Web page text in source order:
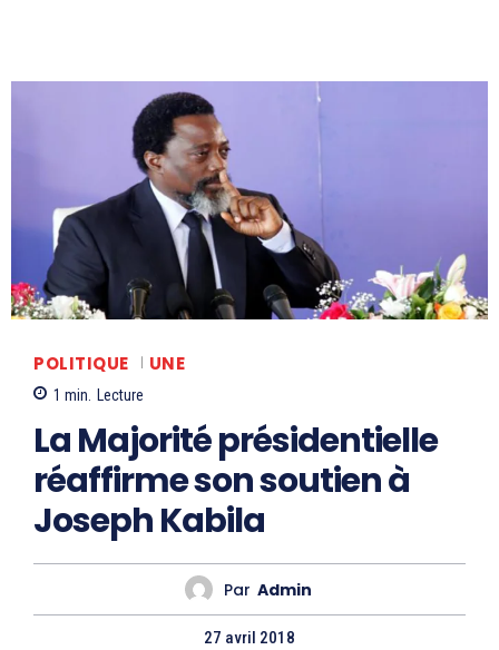
POLITIQUE UNE
1 min. Lecture
La Majorité présidentielle
réaffirme son soutien à
Joseph Kabila
Par Admin
27 avril 2018